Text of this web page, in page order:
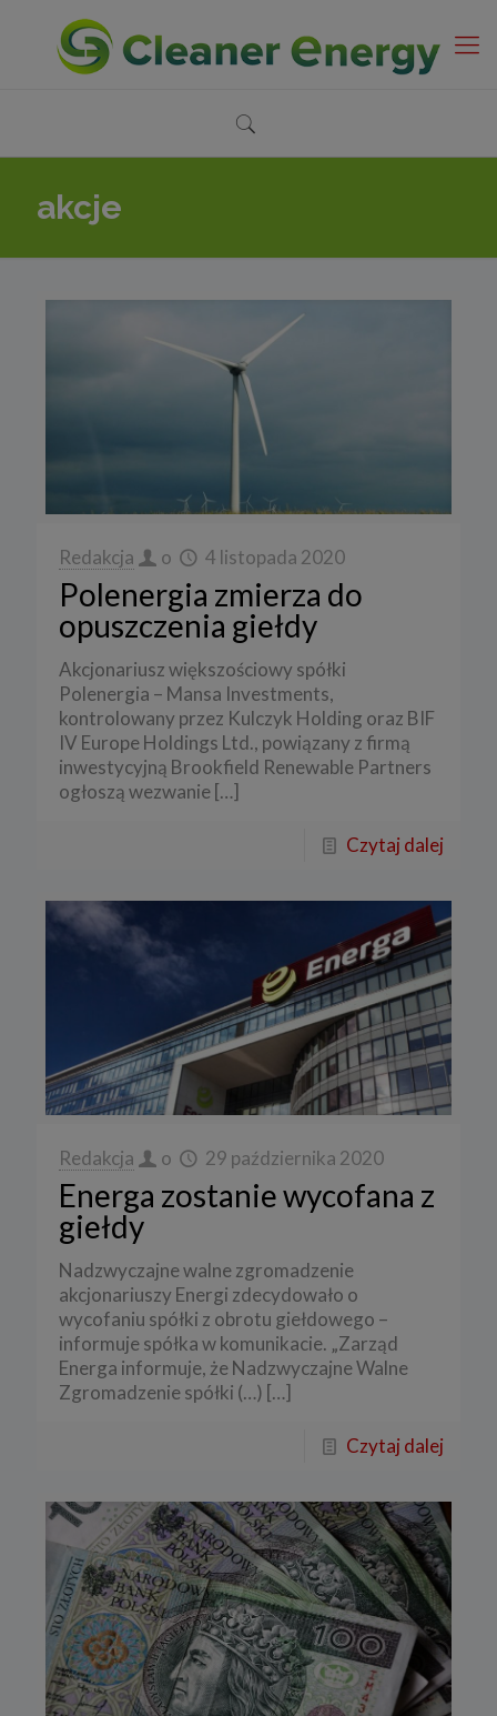
akcje
Redakcja o 4 listopada 2020
Polenergia zmierza do
opuszczenia giełdy
Akcjonariusz większościowy spółki
Polenergia – Mansa Investments,
kontrolowany przez Kulczyk Holding oraz BIF
IV Europe Holdings Ltd., powiązany z firmą
inwestycyjną Brookfield Renewable Partners
ogłoszą wezwanie […]
Czytaj dalej
Redakcja o 29 października 2020
Energa zostanie wycofana z
giełdy
Nadzwyczajne walne zgromadzenie
akcjonariuszy Energi zdecydowało o
wycofaniu spółki z obrotu giełdowego –
informuje spółka w komunikacie. „Zarząd
Energa informuje, że Nadzwyczajne Walne
Zgromadzenie spółki (…) […]
Czytaj dalej